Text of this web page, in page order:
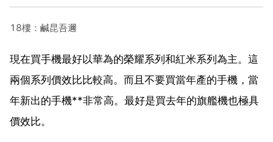
18樓：鹹昆吾邇
現在買手機最好以華為的榮耀系列和紅米系列為主。這
兩個系列價效比比較高。而且不要買當年產的手機，當
年新出的手機**非常高。最好是買去年的旗艦機也極具
價效比。